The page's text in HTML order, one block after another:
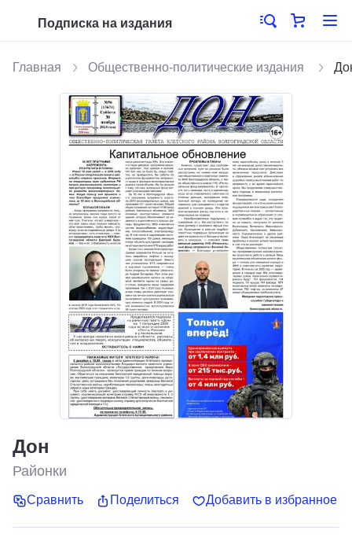
Подписка на издания
Главная Общественно-политические издания
Дон
Районки
Сравнить Поделиться Добавить в избранное